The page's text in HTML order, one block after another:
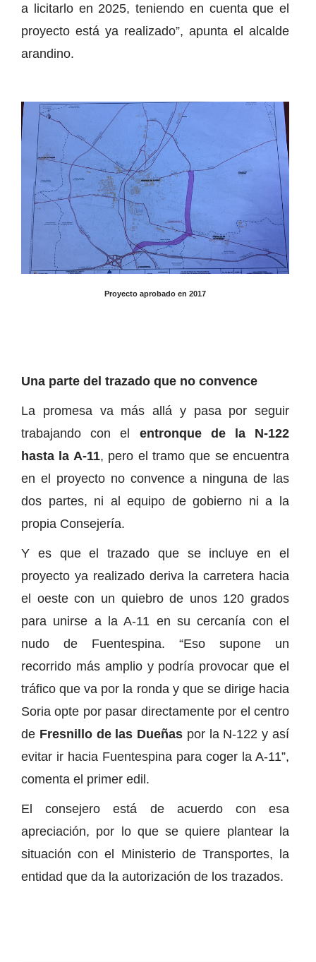
a licitarlo en 2025, teniendo en cuenta que el
proyecto está ya realizado”, apunta el alcalde
arandino.
Proyecto aprobado en 2017
Una parte del trazado que no convence
La promesa va más allá y pasa por seguir
trabajando con el entronque de la N-122
hasta la A-11, pero el tramo que se encuentra
en el proyecto no convence a ninguna de las
dos partes, ni al equipo de gobierno ni a la
propia Consejería.
Y es que el trazado que se incluye en el
proyecto ya realizado deriva la carretera hacia
el oeste con un quiebro de unos 120 grados
para unirse a la A-11 en su cercanía con el
nudo de Fuentespina. “Eso supone un
recorrido más amplio y podría provocar que el
tráfico que va por la ronda y que se dirige hacia
Soria opte por pasar directamente por el centro
de Fresnillo de las Dueñas por la N-122 y así
evitar ir hacia Fuentespina para coger la A-11”,
comenta el primer edil.
El consejero está de acuerdo con esa
apreciación, por lo que se quiere plantear la
situación con el Ministerio de Transportes, la
entidad que da la autorización de los trazados.